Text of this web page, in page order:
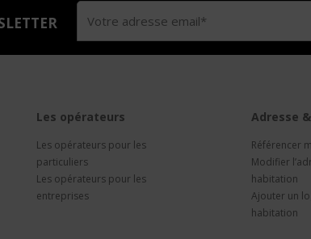
Les opérateurs
Les opérateurs pour les
particuliers
Les opérateurs pour les
entreprises
Adresse
Référencer
Modifier
habitation
Ajouter un
habitation